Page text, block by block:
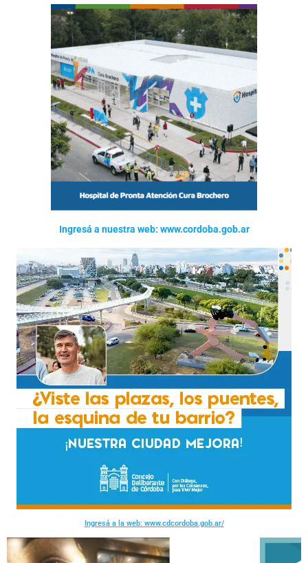
Ingresá a nuestra web: www.cordoba.gob.ar
Ingresá a la web: www.cdcordoba.gob.ar/